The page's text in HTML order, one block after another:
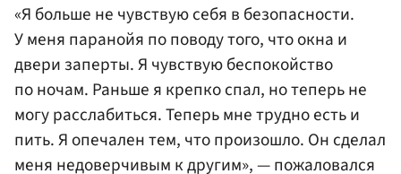
«Я больше не чувствую себя в безопасности.
У меня паранойя по поводу того, что окна и
двери заперты. Я чувствую беспокойство
по ночам. Раньше я крепко спал, но теперь не
могу расслабиться. Теперь мне трудно есть и
пить. Я опечален тем, что произошло. Он сделал
меня недоверчивым к другим», — пожаловался